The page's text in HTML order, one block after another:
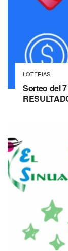
LOTERIAS
Sorteo del